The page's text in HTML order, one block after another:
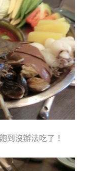
到沒辦法吃了！